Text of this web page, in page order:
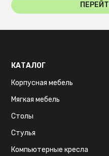
КАТАЛОГ
Корпусная мебель
Мягкая мебель
Столы
Стулья
Компьютерные кресла